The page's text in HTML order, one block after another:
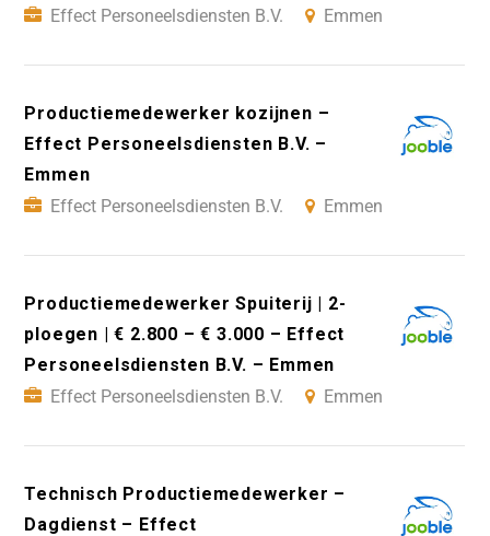
Effect Personeelsdiensten B.V.
Emmen
Productiemedewerker kozijnen –
Effect Personeelsdiensten B.V. –
Emmen
Effect Personeelsdiensten B.V.
Emmen
Productiemedewerker Spuiterij | 2-
ploegen | € 2.800 – € 3.000 – Effect
Personeelsdiensten B.V. – Emmen
Effect Personeelsdiensten B.V.
Emmen
Technisch Productiemedewerker –
Dagdienst – Effect